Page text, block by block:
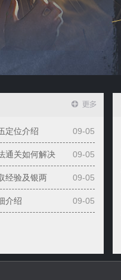
09-05
定位介绍
09-05
通关如何解决
09-05
经验及银两
09-05
介绍